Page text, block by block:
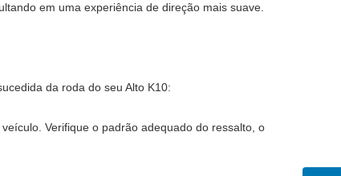
em uma experiência de direção mais suave.
da roda do seu Alto K10:
Verifique o padrão adequado do ressalto, o